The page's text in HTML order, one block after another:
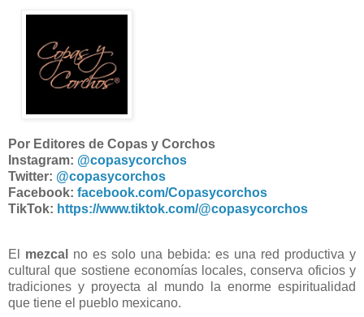
Por Editores de Copas y Corchos
Instagram: @copasycorchos
Twitter: @copasycorchos
Facebook: facebook.com/Copasycorchos
TikTok: https://www.tiktok.com/@copasycorchos
El mezcal
no es solo una bebida: es una red productiva y
cultural que sostiene economías locales, conserva oficios y
tradiciones y proyecta al mundo la enorme espiritualidad
que tiene el pueblo mexicano.